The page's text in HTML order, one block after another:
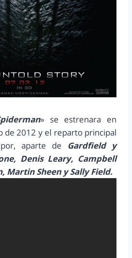
» se estrenara en
de 2012 y el reparto principal
aparte de Gardfield y
Denis Leary, Campbell
Martin Sheen y Sally Field.